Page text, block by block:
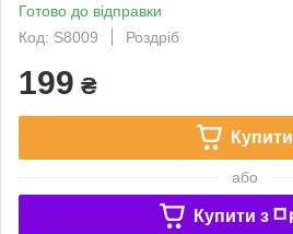
Готово до відправки
Код: S8009
Роздріб
199 ₴
Купити
або
Купити з